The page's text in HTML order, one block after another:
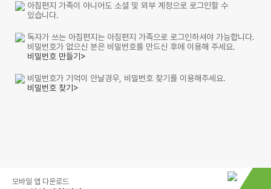
아침편지 가족이 아니어도 소셜 및 외부 계정으로 로그인할 수
있습니다.
독자가 쓰는 아침편지는 아침편지 가족으로 로그인하셔야 가능합니다.
비밀번호가 없으신 분은 비밀번호를 만드신 후에 이용해 주세요.
비밀번호 만들기>
비밀번호가 기억이 안날경우, 비밀번호 찾기를 이용해주세요.
비밀번호 찾기>
모바일 앱 다운로드